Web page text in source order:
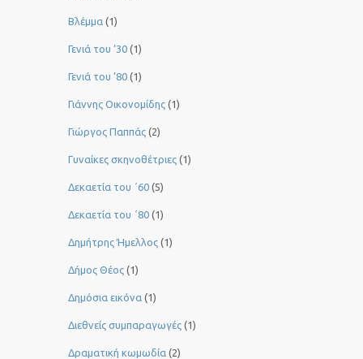
Βλέμμα (1)
Γενιά του ‘30 (1)
Γενιά του ’80 (1)
Γιάννης Οικονομίδης (1)
Γιώργος Παππάς (2)
Γυναίκες σκηνοθέτριες (1)
Δεκαετία του ΄60 (5)
Δεκαετία του ΄80 (1)
Δημήτρης Ήμελλος (1)
Δήμος Θέος (1)
Δημόσια εικόνα (1)
Διεθνείς συμπαραγωγές (1)
Δραματική κωμωδία (2)